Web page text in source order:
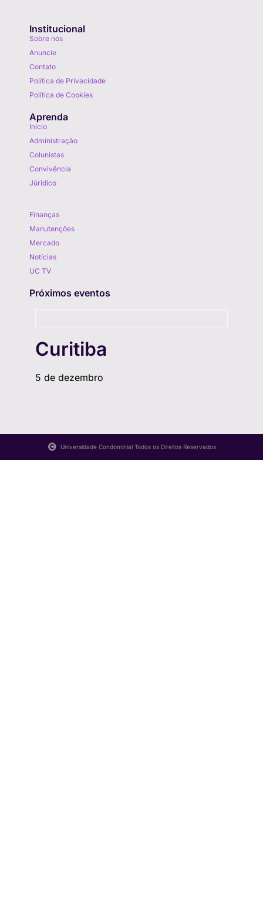
Institucional
Sobre nós
Anuncie
Contato
Política de Privacidade
Política de Cookies
Aprenda
Início
Administração
Colunistas
Convivência
Júridico
Finanças
Manutenções
Mercado
Notícias
UC TV
Próximos eventos
Curitiba
5 de dezembro
Universidade Condominial Todos os Direitos Reservados